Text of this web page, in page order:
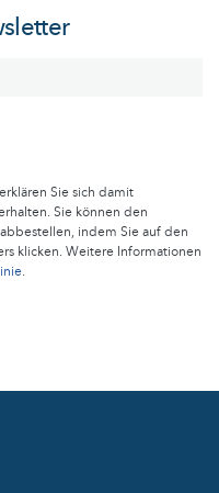
Sie sich damit
Sie können den
indem Sie auf den
klicken. Weitere Informationen
.